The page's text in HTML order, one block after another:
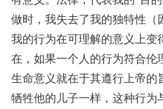
做时，我失去了我的独特性（
我的行为在可理解的意义上
在，如果一个人的行为符合伦
生命意义就在于其遵行上帝
牺牲他的儿子一样，这种行